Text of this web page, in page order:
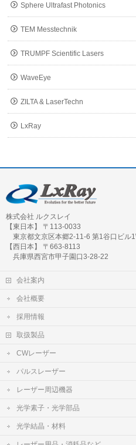
Sphere Ultrafast Photonics
TEM Messtechnik
TRUMPF Scientific Lasers
WaveEye
ZILTA & LaserTechn
LxRay
株式会社 ルクスレイ
【東日本】 〒113-0033
東京都文京区本郷2-11-6 第1谷口ビル
【西日本】 〒663-8113
兵庫県西宮市甲子園口3-28-22
会社案内
会社概要
採用情報
取扱製品
CWレーザー
パルスレーザー
レーザー周辺機器
光学素子・光学部品
光学結晶・材料